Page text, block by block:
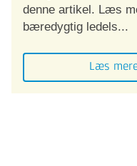
denne artikel. Læs
bæredygtig ledels...
Læs